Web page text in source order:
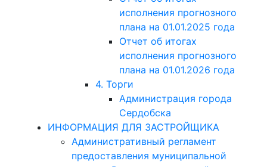
исполнения прогнозного
плана на 01.01.2025 года
Отчет об итогах
исполнения прогнозного
плана на 01.01.2026 года
4. Торги
Администрация города
Сердобска
ИНФОРМАЦИЯ ДЛЯ ЗАСТРОЙЩИКА
Административный регламент
предоставления муниципальной